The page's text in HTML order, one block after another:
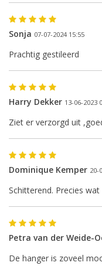
Sonja 07-07-2024 15:55
Prachtig gestileerd
Harry Dekker 13-06-2023
Ziet er verzorgd uit
Dominique Kemper 20-
Schitterend. Precies wat
Petra van der Weide-
De hanger is zoveel
De
De